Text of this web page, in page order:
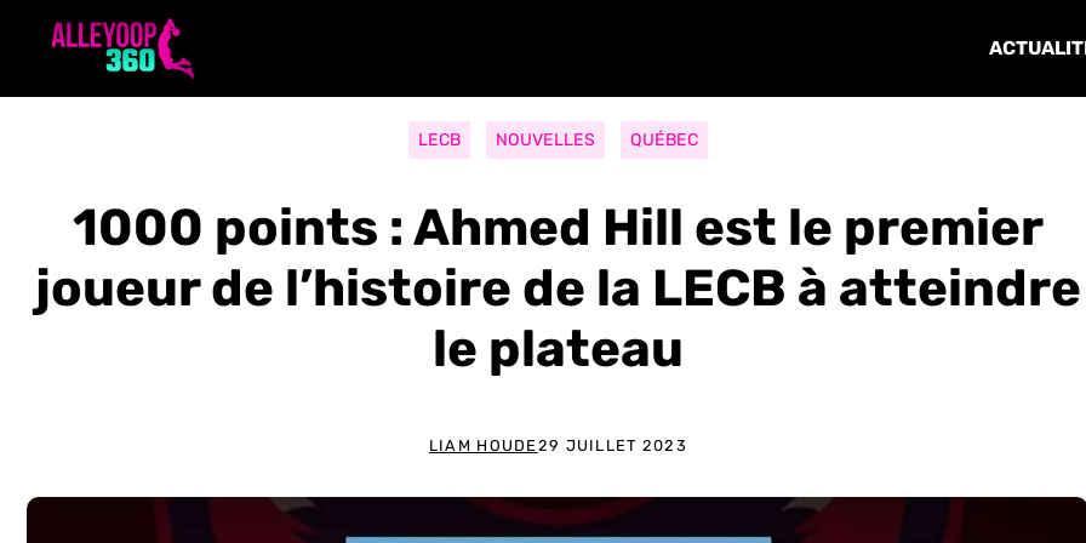
LECB NOUVELLES QUÉBEC
1000 points : Ahmed Hill est le premier
joueur de l’histoire de la LECB à atteindre
le plateau
LIAM HOUDE 29 JUILLET 2023